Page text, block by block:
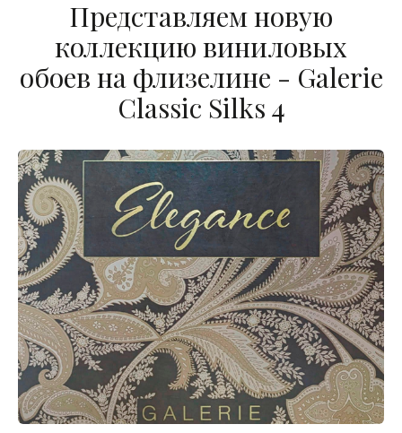
Представляем новую
коллекцию виниловых
обоев на флизелине - Galerie
Classic Silks 4